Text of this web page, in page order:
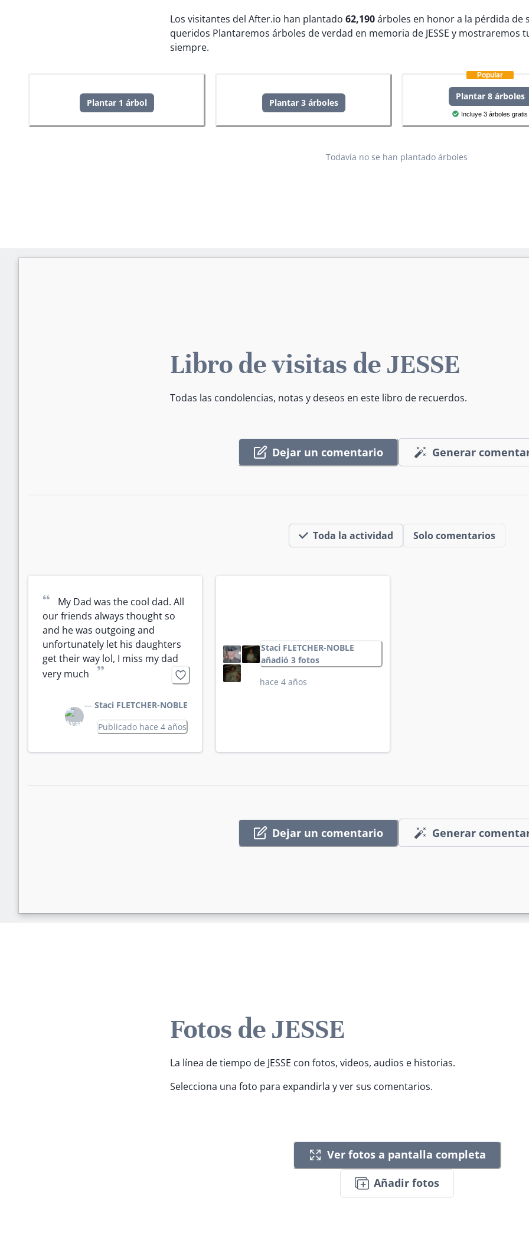
Los visitantes del After.io han plantado 62,190árboles en honor a la pérdida de
queridos Plantaremos árboles de verdad en memoria de JESSE y mostraremos
siempre.
Plantar 1 árbol Plantar 3 árboles
Popular
Plantar 8 árboles
Incluye 3 árboles gratis
Todavía no se han plantado árboles
Libro de visitas de JESSE
Todas las condolencias, notas y deseos en este libro de recuerdos.
Dejar un comentario Generar
Toda la actividad Solo comentarios
“
My Dad was the cool dad. All
our friends always thought so
and he was outgoing and
unfortunately let his daughters
get their way lol, I miss my dad
very much
”
— Staci FLETCHER-NOBLE
Publicado hace 4 años
Staci FLETCHER-NOBLE
añadió 3 fotos
hace 4 años
Dejar un comentario Generar
Fotos de JESSE
La línea de tiempo de JESSE con fotos, videos, audios e historias.
Selecciona una foto para expandirla y ver sus comentarios.
Ver fotos a pantalla completa
Añadir fotos